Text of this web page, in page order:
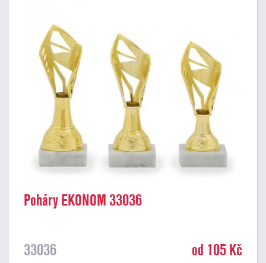
Poháry EKONOM 33036
33036 od 105 Kč